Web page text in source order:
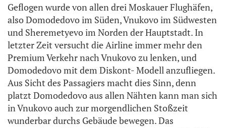
Geflogen wurde von allen drei Moskauer Flughäfen,
also Domodedovo im Süden, Vnukovo im Südwesten
und Sheremetyevo im Norden der Hauptstadt. In
letzter Zeit versucht die Airline immer mehr den
Premium Verkehr nach Vnukovo zu lenken, und
Domodedovo mit dem Diskont- Modell anzufliegen.
Aus Sicht des Passagiers macht dies Sinn, denn
platzt Domodedovo aus allen Nähten kann man sich
in Vnukovo auch zur morgendlichen Stoßzeit
wunderbar durchs Gebäude bewegen. Das